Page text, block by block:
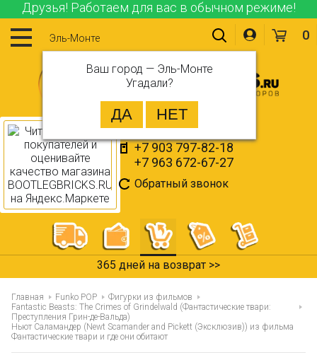
Друзья! Работаем для вас в обычном режиме!
Эль-Монте
Ваш город — Эль-Монте
Угадали?
+7 903 797-82-18
+7 963 672-67-27
Обратный звонок
0
365 дней на возврат >>
Главная Funko POP
Фигурки из фильмов
Fantastic Beasts: The Crimes of Grindelwald (Фантастические твари:
Преступления Грин-де-Вальда)
Ньют Саламандер (Newt Scamander and Pickett (Эксклюзив)) из фильма
Фантастические твари и где они обитают